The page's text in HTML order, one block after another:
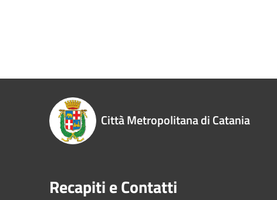
Città Metropolitana di Catania
Recapiti e Contatti